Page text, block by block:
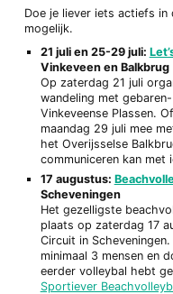
Doe je liever iets actiefs in
mogelijk.
21 juli en 25-29 juli:
Vinkeveen en Balkbrug
Op zaterdag 21 juli
wandeling met
Vinkeveense Plassen.
maandag 29 juli mee
het Overijsselse
communiceren kan met
17 augustus:
Scheveningen
Het gezelligste
plaats op zaterdag 17
Circuit in
minimaal 3 mensen en
eerder volleybal hebt
Sportiever